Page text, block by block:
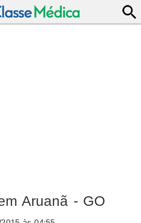
Aruanã - GO